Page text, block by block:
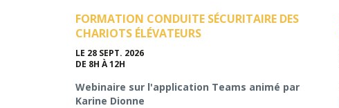
FORMATION CONDUITE SÉCURITAIRE DES
CHARIOTS ÉLÉVATEURS
LE 28 SEPT. 2026
DE 8H À 12H
Webinaire sur l'application Teams animé par
Karine Dionne